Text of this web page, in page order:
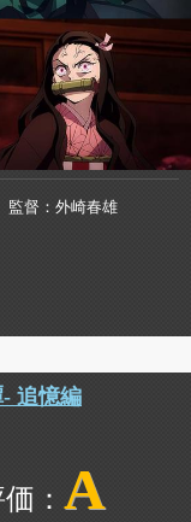
監督
外崎春雄
追憶編
A